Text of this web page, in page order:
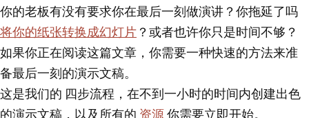
你的老板有没有要求你在最后一刻做演讲？你拖延了吗
将你的纸张转换成幻灯片？或者也许你只是时间不够？
如果你正在阅读这篇文章，你需要一种快速的方法来准
备最后一刻的演示文稿。
这是我们的 四步流程，在不到一小时的时间内创建出色
的演示文稿 ，以及所有的 资源你需要立即开始。